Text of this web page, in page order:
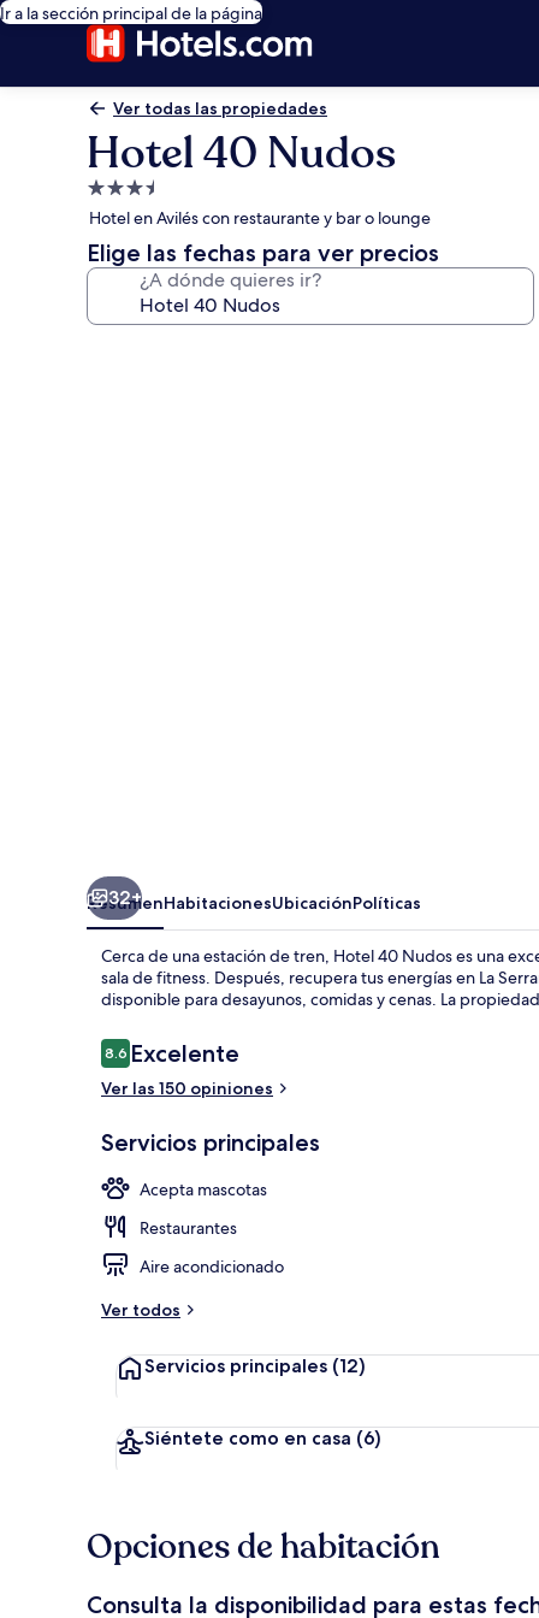
Ir a la sección principal de la página
Ver todas las propiedades
Hotel 40 Nudos
Propiedad
de
3.5
estrellas
Hotel en Avilés con restaurante y bar o lounge
Elige las fechas para ver precios
¿A dónde quieres ir?
32+
ResumenHabitacionesUbicaciónPolíticas
Cerca de una estación de tren, Hotel 40 Nudos es una
sala de fitness. Después, recupera tus energías en La
disponible para desayunos, comidas y cenas. La
Opiniones
8.68.6 de 10,
Excelente
Ver las 150 opiniones
Servicios principales
Acepta mascotas
Restaurantes
Aire acondicionado
Ver todos
Servicios principales (12)
Siéntete como en casa (6)
Opciones de habitación
Consulta la disponibilidad para estas